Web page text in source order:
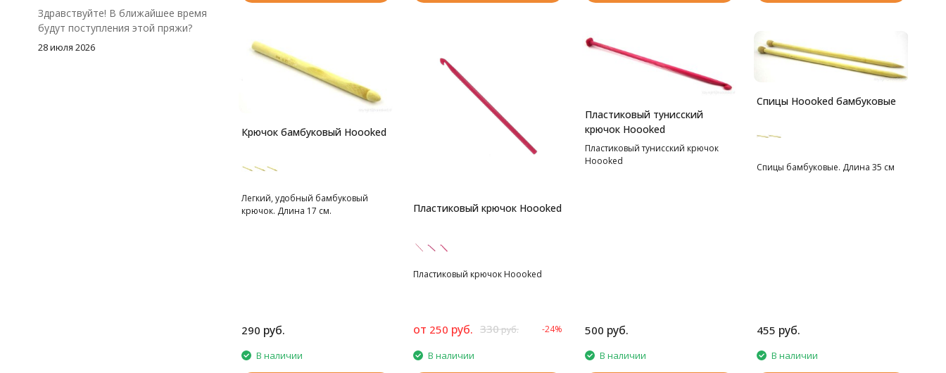
Крючок бамбуковый Hoooked
Легкий, удобный бамбуковый
крючок. Длина 17 см.
290 руб.
В наличии
Пластиковый крючок Hoooked
Пластиковый крючок Hoooked
от 250 руб. 330руб. -24%
В наличии
Пластиковый тунисский
крючок Hoooked
Пластиковый тунисский крючок
Hoooked
500 руб.
В наличии
Спицы Hoooked бамбуковые
Спицы бамбуковые. Длина 35 см
455 руб.
В наличии
Здравствуйте! В ближайшее время
будут поступления этой пряжи?
28 июля 2026